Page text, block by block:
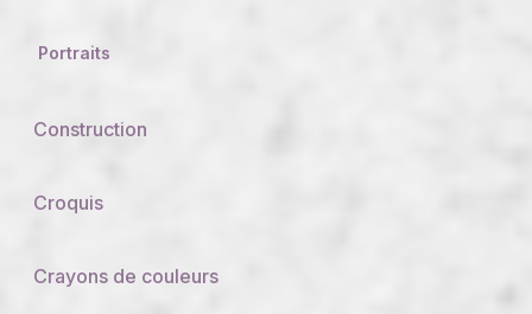
Portraits
Construction
Croquis
Crayons de couleurs